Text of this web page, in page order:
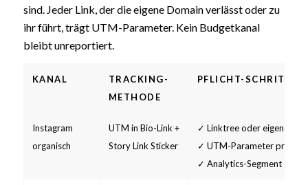
sind. Jeder Link, der die eigene Domain verlässt oder zu
ihr führt, trägt UTM-Parameter. Kein Budgetkanal
bleibt unreportiert.
KANAL
TRACKING-
METHODE
PFLICHT-SCHRITTE
Instagram
organisch
UTM in Bio-Link +
Story Link Sticker
✓ Linktree oder eigene LP
✓ UTM-Parameter pro Link
✓ Analytics-Segment